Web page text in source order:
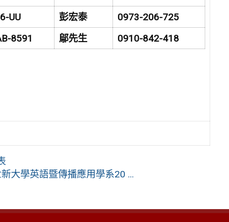
UU 彭宏泰
0973-206-725
8591 鄔先生
0910-842-418
大學英語暨傳播應用學系20 ...